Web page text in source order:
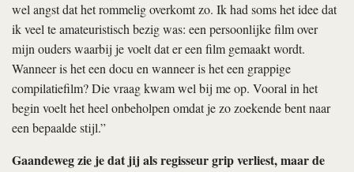
wel angst dat het rommelig overkomt zo. Ik had soms het idee dat
ik veel te amateuristisch bezig was: een persoonlijke film over
mijn ouders waarbij je voelt dat er een film gemaakt wordt.
Wanneer is het een docu en wanneer is het een grappige
compilatiefilm? Die vraag kwam wel bij me op. Vooral in het
begin voelt het heel onbeholpen omdat je zo zoekende bent naar
een bepaalde stijl.”
Gaandeweg zie je dat jij als regisseur grip verliest, maar de